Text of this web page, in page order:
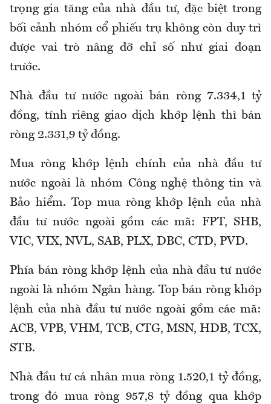
trọng gia tăng của nhà đầu tư, đặc biệt trong
bối cảnh nhóm cổ phiếu trụ không còn duy trì
được vai trò nâng đỡ chỉ số như giai đoạn
trước.
Nhà đầu tư nước ngoài bán ròng 7.334,1 tỷ
đồng, tính riêng giao dịch khớp lệnh thì bán
ròng 2.331,9 tỷ đồng.
Mua ròng khớp lệnh chính của nhà đầu tư
nước ngoài là nhóm Công nghệ thông tin và
Bảo hiểm. Top mua ròng khớp lệnh của nhà
đầu tư nước ngoài gồm các mã: FPT, SHB,
VIC, VIX, NVL, SAB, PLX, DBC, CTD, PVD.
Phía bán ròng khớp lệnh của nhà đầu tư nước
ngoài là nhóm Ngân hàng. Top bán ròng khớp
lệnh của nhà đầu tư nước ngoài gồm các mã:
ACB, VPB, VHM, TCB, CTG, MSN, HDB, TCX,
STB.
Nhà đầu tư cá nhân mua ròng 1.520,1 tỷ đồng,
trong đó mua ròng 957,8 tỷ đồng qua khớp